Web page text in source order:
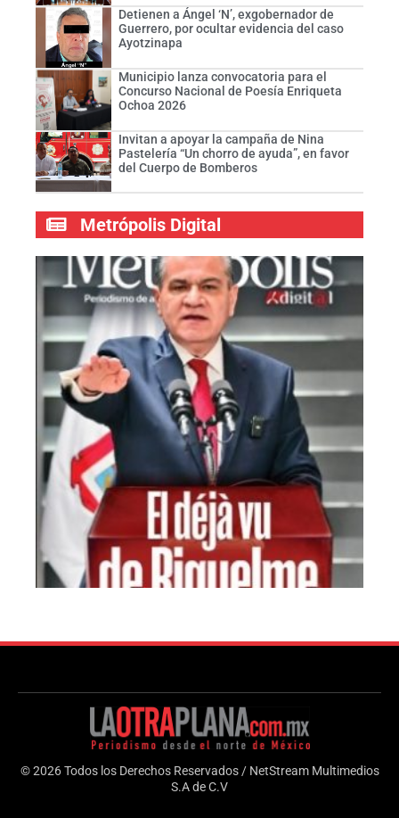
Detienen a Ángel ‘N’, exgobernador de
Guerrero, por ocultar evidencia del caso
Ayotzinapa
Municipio lanza convocatoria para el
Concurso Nacional de Poesía Enriqueta
Ochoa 2026
Invitan a apoyar la campaña de Nina
Pastelería “Un chorro de ayuda”, en favor
del Cuerpo de Bomberos
Metrópolis Digital
© 2026 Todos los Derechos Reservados / NetStream Multimedios
S.A de C.V